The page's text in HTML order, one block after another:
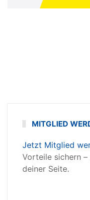
MITGLIED
Jetzt Mitglied
Vorteile sichern
deiner Seite.